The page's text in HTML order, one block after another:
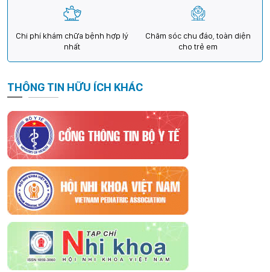
Chi phí khám chữa bệnh hợp lý
nhất
Chăm sóc chu đáo, toàn diện
cho trẻ em
THÔNG TIN HỮU ÍCH KHÁC